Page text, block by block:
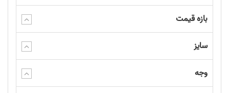
بازه قیمت
سایز
وجه